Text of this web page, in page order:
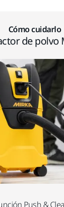
Cómo cuidarlo
de polvo
Push &